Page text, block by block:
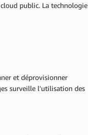
public. La technologie
et déprovisionner
surveille l'utilisation des